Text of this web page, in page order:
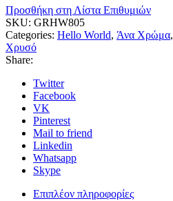
Προσθήκη στη Λίστα Επιθυμιών
SKU: GRHW805
Categories: Hello World, Άνα Χρώμα,
Χρυσό
Share:
Twitter
Facebook
VK
Pinterest
Mail to friend
Linkedin
Whatsapp
Skype
Επιπλέον πληροφορίες